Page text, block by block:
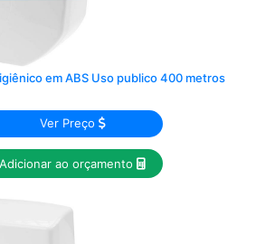
em ABS Uso publico 400 metros
Ver Preço
Adicionar ao orçamento